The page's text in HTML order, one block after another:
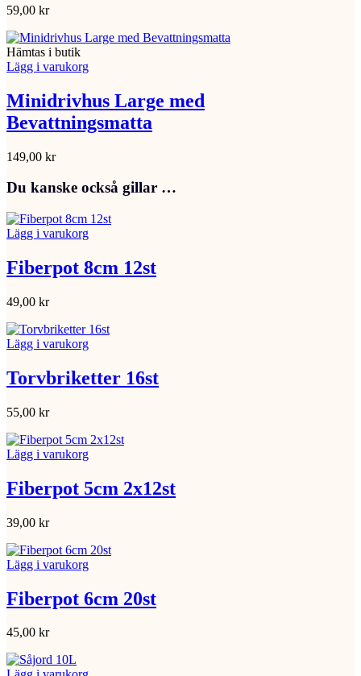
59,00 kr
Hämtas i butik
Lägg i varukorg
Minidrivhus Large med
Bevattningsmatta
149,00 kr
Du kanske också gillar …
Lägg i varukorg
Fiberpot 8cm 12st
49,00 kr
Lägg i varukorg
Torvbriketter 16st
55,00 kr
Lägg i varukorg
Fiberpot 5cm 2x12st
39,00 kr
Lägg i varukorg
Fiberpot 6cm 20st
45,00 kr